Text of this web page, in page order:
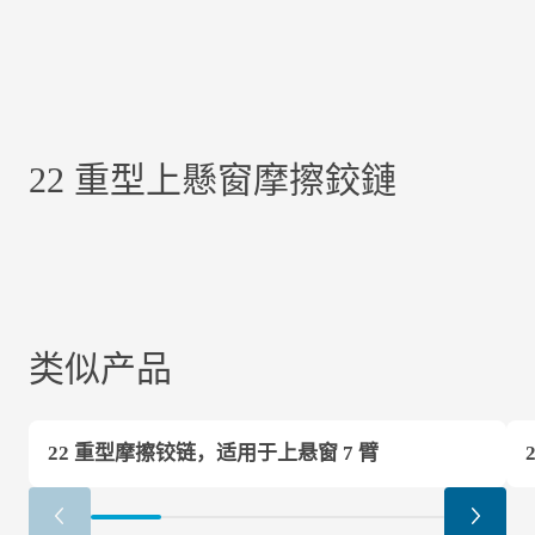
22 重型上懸窗摩擦鉸鏈
类似产品
22 重型摩擦铰链，适用于上悬窗 7 臂